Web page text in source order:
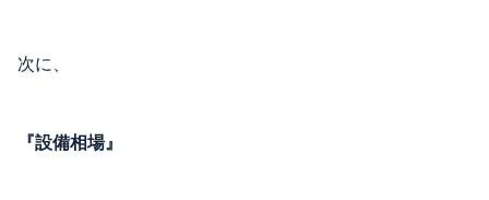
次に、
『設備相場』